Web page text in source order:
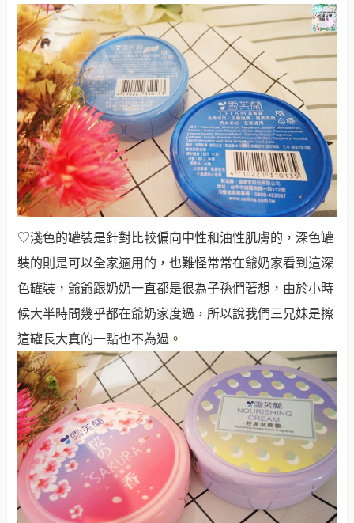
♡淺色的罐裝是針對比較偏向中性和油性肌膚的，深色罐
裝的則是可以全家適用的，也難怪常常在爺奶家看到這深
色罐裝，爺爺跟奶奶一直都是很為子孫們著想，由於小時
候大半時間幾乎都在爺奶家度過，所以說我們三兄妹是擦
這罐長大真的一點也不為過 。